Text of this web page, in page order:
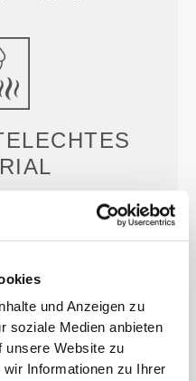
und Anzeigen zu
soziale Medien anbieten
unsere Website zu
Informationen zu Ihrer
Boxen, die auch
sind.